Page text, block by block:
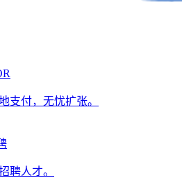
支付，无忧扩张。
聘人才。